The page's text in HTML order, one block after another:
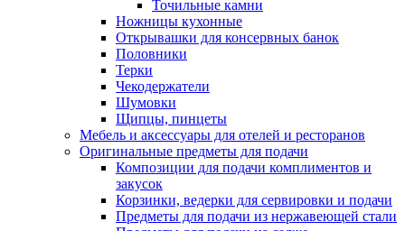
Точильные камни
Ножницы кухонные
Открывашки для консервных банок
Половники
Терки
Чекодержатели
Шумовки
Щипцы, пинцеты
Мебель и аксессуары для отелей и ресторанов
Оригинальные предметы для подачи
Композиции для подачи комплиментов и
закусок
Корзинки, ведерки для сервировки и подачи
Предметы для подачи из нержавеющей стали